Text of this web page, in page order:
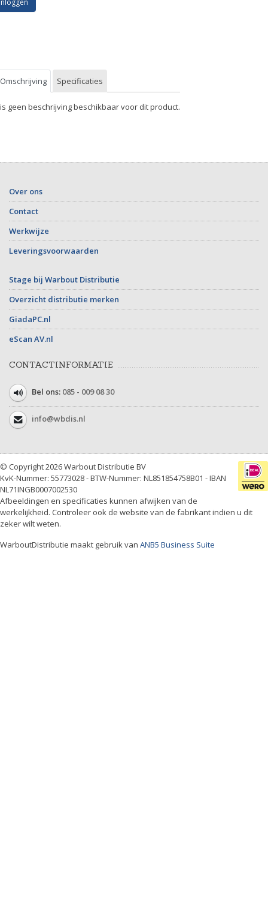
Omschrijving Specificaties
geen beschrijving beschikbaar voor dit product.
Over ons
Contact
Werkwijze
Leveringsvoorwaarden
Stage bij Warbout Distributie
Overzicht distributie merken
GiadaPC.nl
eScan AV.nl
CONTACTINFORMATIE
Bel ons: 085 - 009 08 30
info@wbdis.nl
© Copyright 2026 Warbout Distributie BV
KvK-Nummer: 55773028 - BTW-Nummer: NL851854758B01 - IBAN
NL71INGB0007002530
Afbeeldingen en specificaties kunnen afwijken van de
werkelijkheid. Controleer ook de website van de fabrikant indien u dit
zeker wilt weten.
WarboutDistributie maakt gebruik van ANB5 Business Suite